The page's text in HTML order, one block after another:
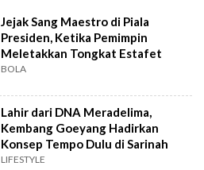
Jejak Sang Maestro di Piala
Presiden, Ketika Pemimpin
Meletakkan Tongkat Estafet
BOLA
Lahir dari DNA Meradelima,
Kembang Goeyang Hadirkan
Konsep Tempo Dulu di Sarinah
LIFESTYLE